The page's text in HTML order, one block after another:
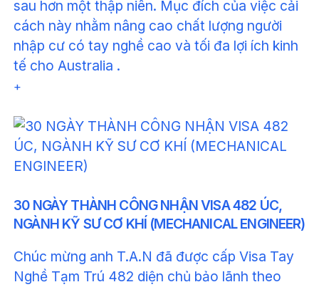
sau hơn một thập niên. Mục đích của việc cải
cách này nhằm nâng cao chất lượng người
nhập cư có tay nghề cao và tối đa lợi ích kinh
tế cho Australia .
+
30 NGÀY THÀNH CÔNG NHẬN VISA 482 ÚC,
NGÀNH KỸ SƯ CƠ KHÍ (MECHANICAL ENGINEER)
Chúc mừng anh T.A.N đã được cấp Visa Tay
Nghề Tạm Trú 482 diện chủ bảo lãnh theo